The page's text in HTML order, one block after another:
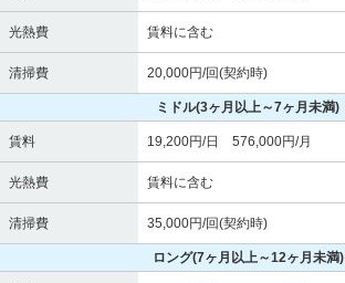
光熱費 賃料に含む
清掃費 20,000円/回(契約時)
ミドル(3ヶ月以上～7ヶ月未満)
賃料 19,200円/日 576,000円/月
光熱費 賃料に含む
清掃費 35,000円/回(契約時)
ロング(7ヶ月以上～12ヶ月未満)